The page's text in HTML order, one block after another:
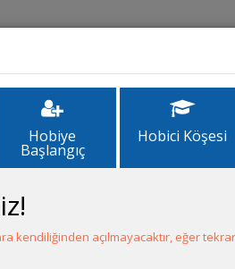
İlanlar Forum
Balık
Hobiye
Başlangıç
Hobici Köşesi
kendiliğinden açılmayacaktır, eğer